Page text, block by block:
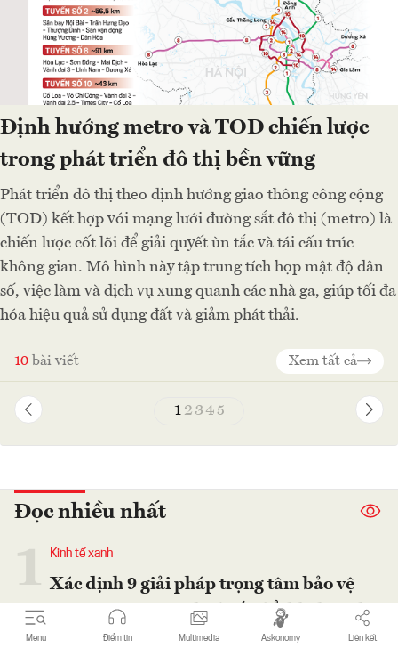
Menu Điểm tin Multimedia Askonomy Liên kết
Định hướng metro và TOD chiến lược
trong phát triển đô thị bền vững
Phát triển đô thị theo định hướng giao thông công cộng
(TOD) kết hợp với mạng lưới đường sắt đô thị (metro) là
chiến lược cốt lõi để giải quyết ùn tắc và tái cấu trúc
không gian. Mô hình này tập trung tích hợp mật độ dân
số, việc làm và dịch vụ xung quanh các nhà ga, giúp tối đa
hóa hiệu quả sử dụng đất và giảm phát thải.
10 bài viết Xem tất cả
1 23 45
Đọc nhiều nhất
Kinh tế xanh
Xác định 9 giải pháp trọng tâm bảo vệ
môi trường, ứng phó biến đổi khí hậu thời
kỳ mới